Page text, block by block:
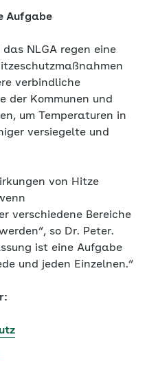
Aufgabe
NLGA regen eine
verbindliche
der Kommunen und
um Temperaturen in
versiegelte und
von Hitze
verschiedene Bereiche
so Dr. Peter.
ist eine Aufgabe
und jeden Einzelnen.“